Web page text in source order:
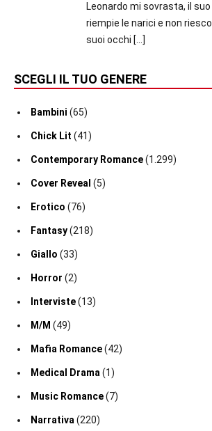
Leonardo mi sovrasta, il
riempie le narici e non
suoi occhi […]
SCEGLI IL TUO GENERE
Bambini (65)
Chick Lit (41)
Contemporary Romance(1.299)
Cover Reveal (5)
Erotico (76)
Fantasy(218)
Giallo (33)
Horror (2)
Interviste(13)
M/M (49)
Mafia Romance(42)
Medical Drama (1)
Music Romance(7)
Narrativa (220)